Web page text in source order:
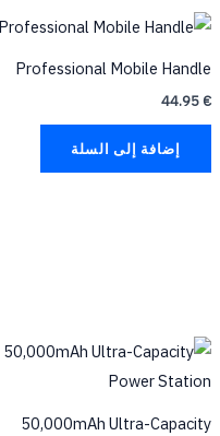
Professional Mobile Handle
44.95€
إضافة إلى السلة
50,000mAh Ultra-Capacity
هناك